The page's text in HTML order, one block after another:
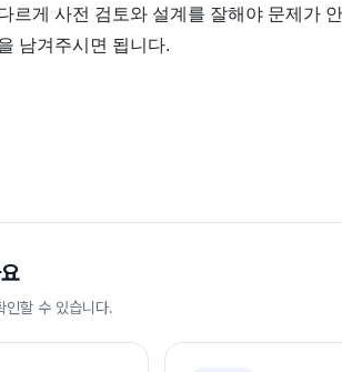
르게 사전 검토와 설계를 잘해야 문제가
남겨주시면 됩니다.
인할 수 있습니다.